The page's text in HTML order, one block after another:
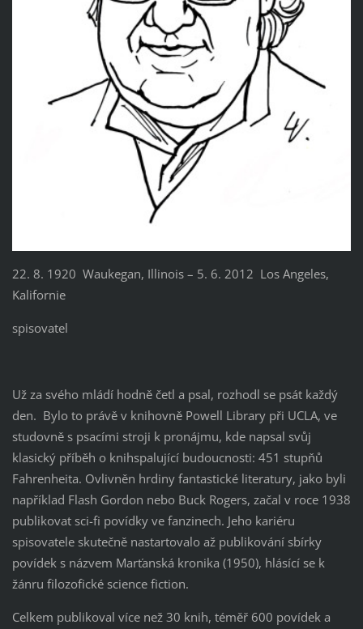
22. 8. 1920 Waukegan, Illinois – 5. 6. 2012 Los Angeles,
Kalifornie
spisovatel
Už za svého mládí hodně četl a psal, rozhodl se psát každý
den. Bylo to právě v knihovně Powell Library při UCLA, ve
studovně s psacími stroji k pronájmu, kde napsal svůj
klasický příběh o knihspalující budoucnosti: 451 stupňů
Fahrenheita. Ovlivněn hrdiny fantastické literatury, jako byli
například Flash Gordon nebo Buck Rogers, začal v roce 1938
publikovat sci-fi povídky ve fanzinech. Jeho kariéru
spisovatele skutečně nastartovalo až publikování sbírky
povídek s názvem Marťanská kronika (1950), hlásící se k
žánru filozofické science fiction.
Celkem publikoval více než 30 knih, téměř 600 povídek a